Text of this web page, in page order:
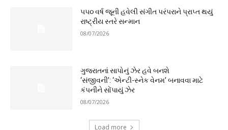
૫૫૦ વર્ષ જૂની હવેલી સંગીત પરંપરાને પ્રાપ્ત થયું
રાષ્ટ્રીય સ્તરે સન્માન
08/07/2026
ગુજરાતનાં સાપોનું ઝેર હવે બનશે
‘સંજીવની’: ‘એન્ટી-સ્નેક વેનમ’ બનાવવા માટે
કંપનીને સોંપાયું ઝેર
08/07/2026
Load more